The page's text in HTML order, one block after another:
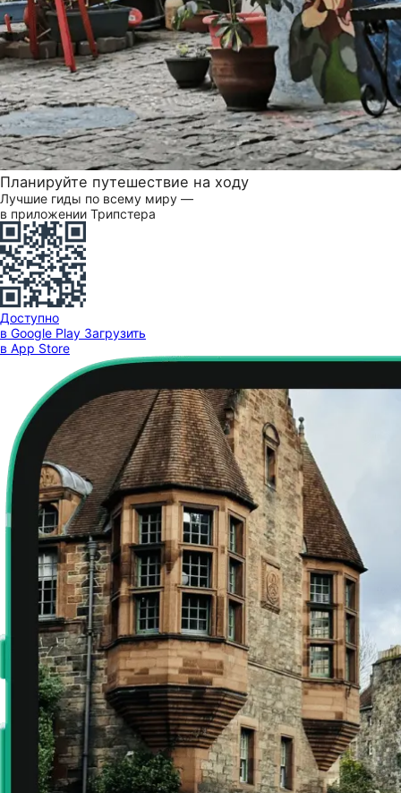
Планируйте путешествие на ходу
Лучшие гиды по всему миру —
в приложении Трипстера
Доступно
в Google Play Загрузить
в App Store